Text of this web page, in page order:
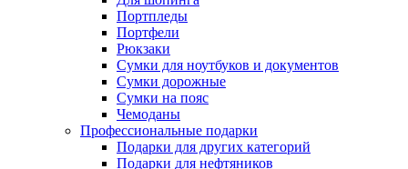
Портпледы
Портфели
Рюкзаки
Сумки для ноутбуков и документов
Сумки дорожные
Сумки на пояс
Чемоданы
Профессиональные подарки
Подарки для других категорий
Подарки для нефтяников